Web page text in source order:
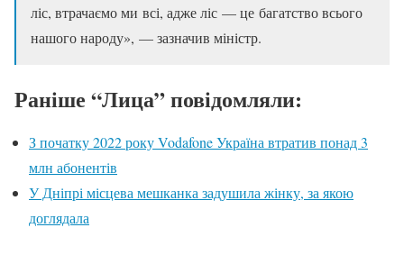
ліс, втрачаємо ми всі, адже ліс — це багатство всього
нашого народу», — зазначив міністр.
Раніше “Лица” повідомляли:
З початку 2022 року Vodafone Україна втратив понад 3
млн абонентів
У Дніпрі місцева мешканка задушила жінку, за якою
доглядала